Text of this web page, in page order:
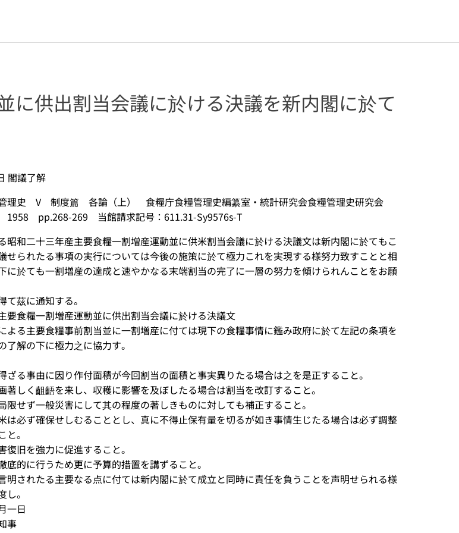
に供出割当会議に於ける決議を新内閣に於て
閣議了解
理史 V 制度篇 各論（上） 食糧庁食糧管理史編纂室・統計研究会食糧管理史研究会
pp.268-269 当館請求記号：611.31-Sy9576s-T
昭和二十三年産主要食糧一割増産運動並に供米割当会議に於ける決議文は新内閣に於てもこ
せられたる事項の実行については今後の施策に於て極力これを実現する様努力致すことと相
に於ても一割増産の達成と速やかなる末端割当の完了に一層の努力を傾けられんことをお願
て茲に通知する。
要食糧一割増産運動並に供出割当会議に於ける決議文
よる主要食糧事前割当並に一割増産に付ては現下の食糧事情に鑑み政府に於て左記の条項を
了解の下に極力之に協力す。
ざる事由に因り作付面積が今回割当の面積と事実異りたる場合は之を是正すること。
著しく齟齬を来し、収穫に影響を及ぼしたる場合は割当を改訂すること。
限せず一般災害にして其の程度の著しきものに対しても補正すること。
は必ず確保せしむることとし、真に不得止保有量を切るが如き事情生じたる場合は必ず調整
。
復旧を強力に促進すること。
底的に行うため更に予算的措置を講ずること。
明されたる主要なる点に付ては新内閣に於て成立と同時に責任を負うことを声明せられる様
。
一日
事